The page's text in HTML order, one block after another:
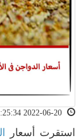
استقرت أسعار